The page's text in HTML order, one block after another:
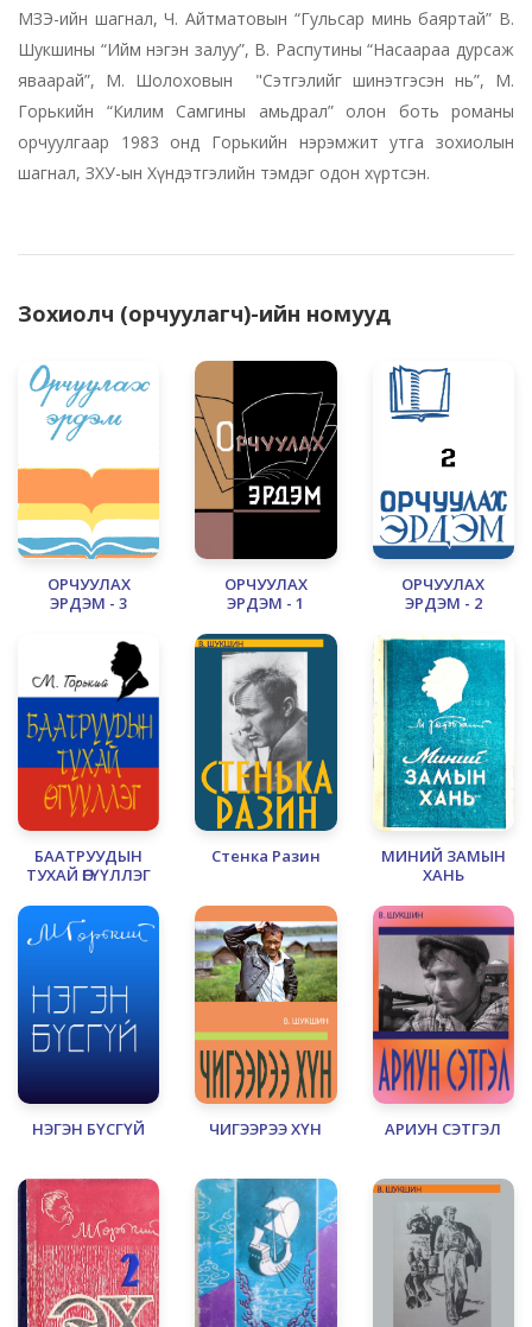
МЗЭ-ийн шагнал, Ч. Айтматовын “Гульсар минь баяртай” В.
Шукшины “Ийм нэгэн залуу”, В. Распутины “Насаараа дурсаж
яваарай”, М. Шолоховын "Сэтгэлийг шинэтгэсэн нь”, М.
Горькийн “Килим Самгины амьдрал” олон боть романы
орчуулгаар 1983 онд Горькийн нэрэмжит утга зохиолын
шагнал, ЗХУ-ын Хүндэтгэлийн тэмдэг одон хүртсэн.
Зохиолч (орчуулагч)-ийн номууд
ОРЧУУЛАХ
ЭРДЭМ - 3
ОРЧУУЛАХ
ЭРДЭМ - 1
ОРЧУУЛАХ
ЭРДЭМ - 2
БААТРУУДЫН
ТУХАЙ ӨГҮҮЛЛЭГ
Стенка Разин
МИНИЙ ЗАМЫН
ХАНЬ
НЭГЭН БҮСГҮЙ ЧИГЭЭРЭЭ ХҮН АРИУН СЭТГЭЛ